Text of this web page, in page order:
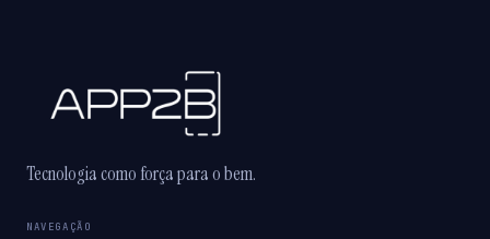
Tecnologia como força para o bem.
NAVEGAÇÃO